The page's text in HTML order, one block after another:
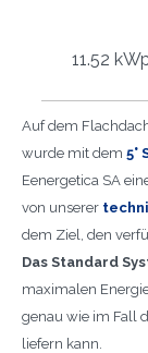
11.52
Auf dem
wurde mit dem 5°
Eenergetica SA
von unserer
dem Ziel, den
Das Standard
maximalen
genau wie im Fall
liefern kann.